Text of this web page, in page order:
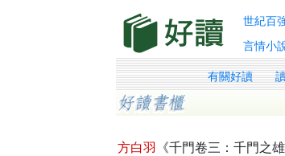
世紀百
言情小
有關好讀
方白羽 《千門卷三：千門之雄